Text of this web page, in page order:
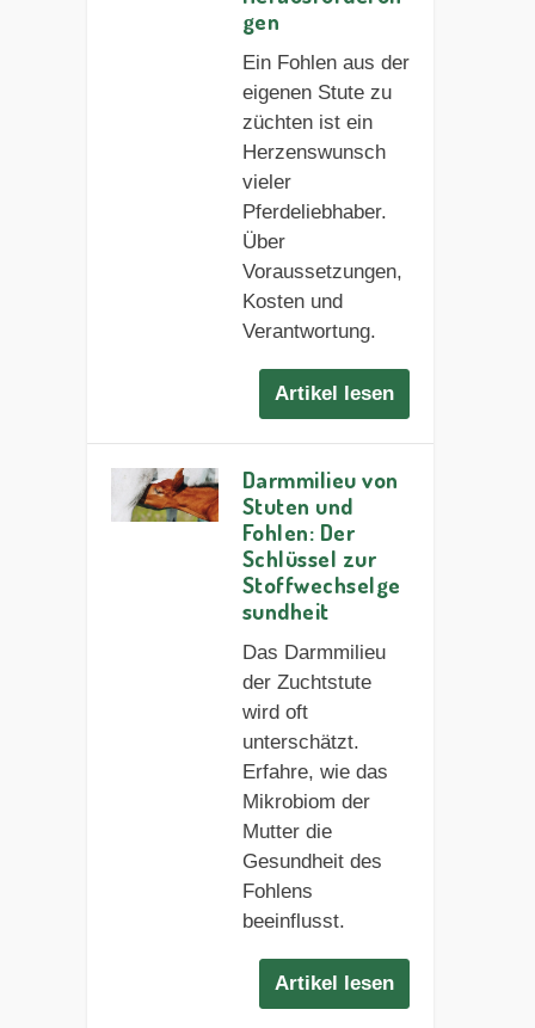
gen
Ein Fohlen aus der
eigenen Stute zu
züchten ist ein
Herzenswunsch
vieler
Pferdeliebhaber.
Über
Voraussetzungen,
Kosten und
Verantwortung.
Artikel lesen
Darmmilieu von
Stuten und
Fohlen: Der
Schlüssel zur
Stoffwechselge
sundheit
Das Darmmilieu
der Zuchtstute
wird oft
unterschätzt.
Erfahre, wie das
Mikrobiom der
Mutter die
Gesundheit des
Fohlens
beeinflusst.
Artikel lesen